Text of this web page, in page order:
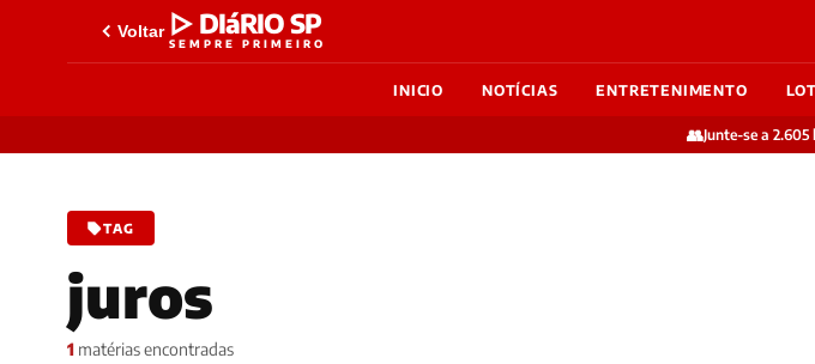
Voltar ▷ DIáRIO SP
SEMPRE PRIMEIRO
INICIO NOTÍCIAS ENTRETENIMENTO
👥Junte-se a
TAG
juros
1 matérias encontradas